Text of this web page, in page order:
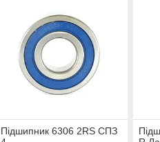
Підшипник 6306 2RS СПЗ